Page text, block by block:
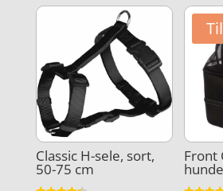
Classic H-sele, sort,
50-75 cm
Front